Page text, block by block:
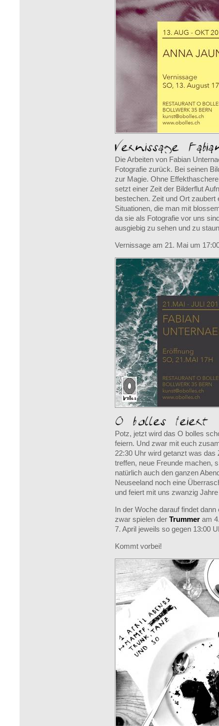
Die Arbeiten von Fabian
Fotografie zurück. Bei seinen
zur Magie. Ohne
setzt einer Zeit der Bilderflut
bestechen. Zeit und Ort
Situationen, die man mit
da sie als Fotografie vor uns
ausgiebig zu sehen und zu
Vernissage am 21. Mai um
Potz, jetzt wird das O bolles
feiern. Und zwar mit euch
22:30 Uhr wird getanzt was das
treffen, neue Freunde machen,
natürlich auch den ganzen
Neuseeland noch eine
und feiert mit uns zwanzig
In der Woche darauf findet
zwar spielen der Trummer am
7. April jeweils so gegen 13:00
Kommt vorbei!